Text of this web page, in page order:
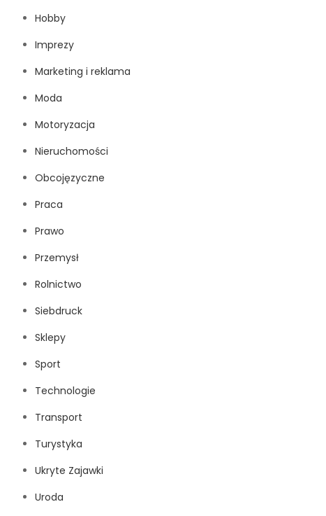
Hobby
Imprezy
Marketing i reklama
Moda
Motoryzacja
Nieruchomości
Obcojęzyczne
Praca
Prawo
Przemysł
Rolnictwo
Siebdruck
Sklepy
Sport
Technologie
Transport
Turystyka
Ukryte Zajawki
Uroda